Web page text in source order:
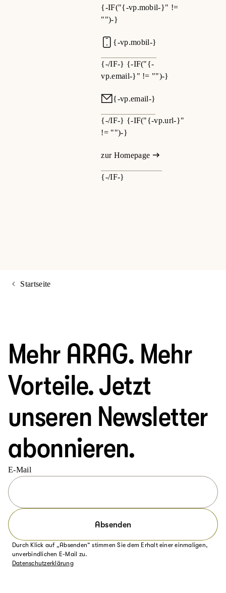
{-IF("{-vp.mobil-}" !=
"")-}
{-vp.mobil-}
{-/IF-} {-IF("{-
vp.email-}" != "")-}
{-vp.email-}
{-/IF-} {-IF("{-vp.url-}"
!= "")-}
zur Homepage
{-/IF-}
Startseite
Mehr ARAG. Mehr
Vorteile. Jetzt
unseren Newsletter
abonnieren.
E-Mail
Absenden
Durch Klick auf „Absenden“ stimmen Sie dem Erhalt einer einmaligen,
unverbindlichen E-Mail zu.
Datenschutzerklärung